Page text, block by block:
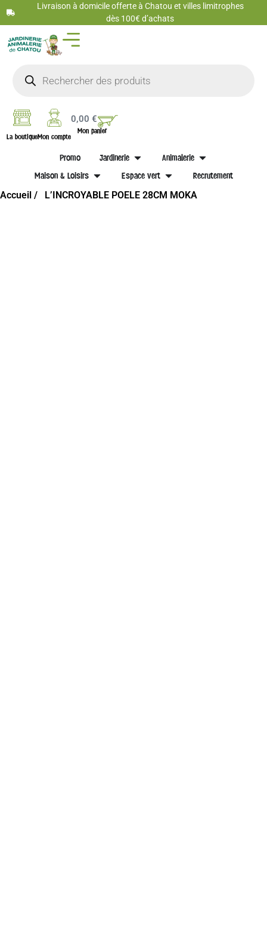
Livraison à domicile offerte à Chatou et villes limitrophes
dès 100€ d’achats
La boutiqueMon compte
0,00€
Mon panier
Promo Jardinerie
Animalerie
Maison & Loisirs
Espace vert Recrutement
Accueil / L’INCROYABLE POELE 28CM MOKA